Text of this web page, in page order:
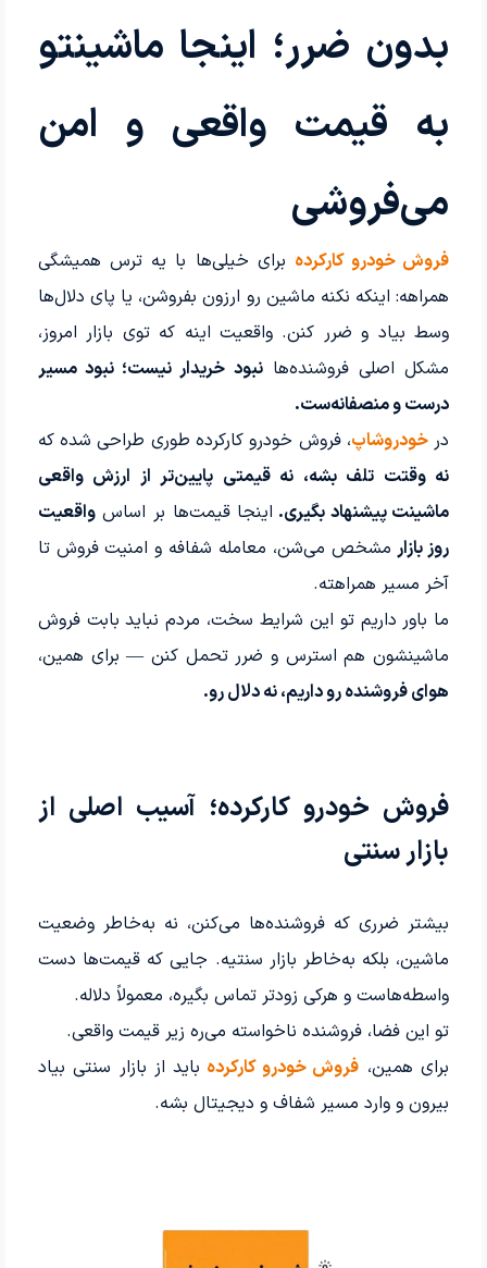
بدون ضرر؛ اینجا ماشینتو
به قیمت واقعی و امن
می‌فروشی
فروش خودرو کارکرده برای خیلی‌ها با یه ترس همیشگی
همراهه: اینکه نکنه ماشین رو ارزون بفروشن، یا پای دلال‌ها
وسط بیاد و ضرر کنن. واقعیت اینه که توی بازار امروز،
مشکل اصلی فروشنده‌هانبود خریدار نیست؛ نبود مسیر
درست و منصفانه‌ست.
درخودروشاپ، فروش خودرو کارکرده طوری طراحی شده که
نه وقتت تلف بشه، نه قیمتی پایین‌تر از ارزش واقعی
ماشینت پیشنهاد بگیری. اینجا قیمت‌ها بر اساسواقعیت
روز بازار مشخص می‌شن، معامله شفافه و امنیت فروش تا
آخر مسیر همراهته.
ما باور داریم تو این شرایط سخت، مردم نباید بابت فروش
ماشینشون هم استرس و ضرر تحمل کنن — برای همین،
هوای فروشنده رو داریم، نه دلال رو.
فروش خودرو کارکرده؛ آسیب اصلی از
بازار سنتی
بیشتر ضرری که فروشنده‌ها می‌کنن، نه به‌خاطر وضعیت
ماشین، بلکه به‌خاطر بازار سنتیه. جایی که قیمت‌ها دست
واسطه‌هاست و هرکی زودتر تماس بگیره، معمولاً دلاله.
تو این فضا، فروشنده ناخواسته می‌ره زیر قیمت واقعی.
برای همین، فروش خودرو کارکرده باید از بازار سنتی بیاد
بیرون و وارد مسیر شفاف و دیجیتال بشه.